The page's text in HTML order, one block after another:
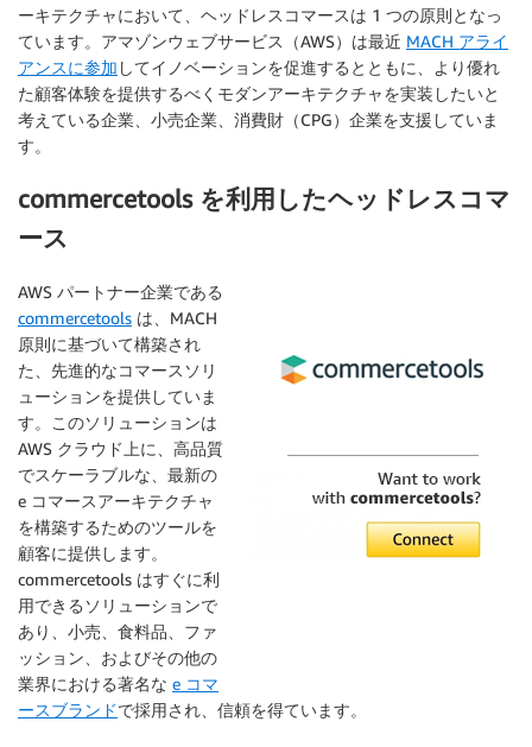
ーキテクチャにおいて、ヘッドレスコマースは 1 つの原則となっ
ています。アマゾンウェブサービス（AWS）は最近 MACH アライ
アンスに参加 してイノベーションを促進するとともに、より優れ
た顧客体験を提供するべくモダンアーキテクチャを実装したいと
考えている企業、小売企業、消費財（CPG）企業を支援していま
す。
commercetools を利用したヘッドレスコマ
ース
AWS パートナー企業である
commercetools は、MACH
原則に基づいて構築され
た、先進的なコマースソリ
ューションを提供していま
す。このソリューションは
AWS クラウド上に、高品質
でスケーラブルな、最新の
e コマースアーキテクチャ
を構築するためのツールを
顧客に提供します。
commercetools はすぐに利
用できるソリューションで
あり、小売、食料品、ファ
ッション、およびその他の
業界における著名な e コマ
ースブランドで採用され、信頼を得ています。